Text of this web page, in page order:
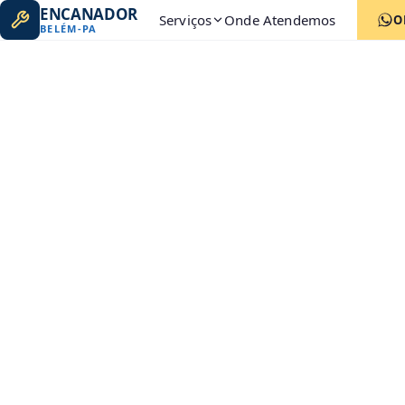
ENCANADOR
BELÉM-PA Serviços Onde Atendemos